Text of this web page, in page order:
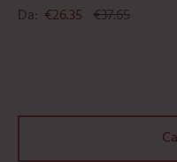
Da: €26.35 €37.65